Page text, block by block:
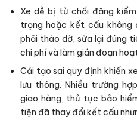
Xe dễ bị từ chối đăng
trọng hoặc kết cấu không
phải tháo dỡ, sửa lại đúng
chi phí và làm gián đoạn
Cải tạo sai quy định khiến
lưu thông. Nhiều trường
giao hàng, thủ tục bảo
tiện đã thay đổi kết cấu